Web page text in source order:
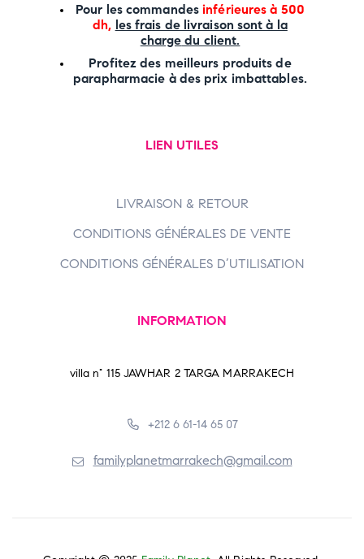
Pour les commandesinférieures à 500
dh, les frais de livraison sont à la
charge du client.
Profitez des meilleurs produits de
parapharmacie à des prix imbattables.
LIEN UTILES
LIVRAISON & RETOUR
CONDITIONS GÉNÉRALES DE VENTE
CONDITIONS GÉNÉRALES D’UTILISATION
INFORMATION
villa n° 115 JAWHAR 2 TARGA MARRAKECH
+212 6 61-14 65 07
familyplanetmarrakech@gmail.com